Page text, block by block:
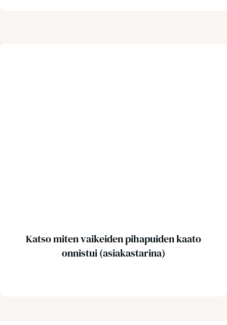
Katso miten vaikeiden pihapuiden kaato
onnistui (asiakastarina)